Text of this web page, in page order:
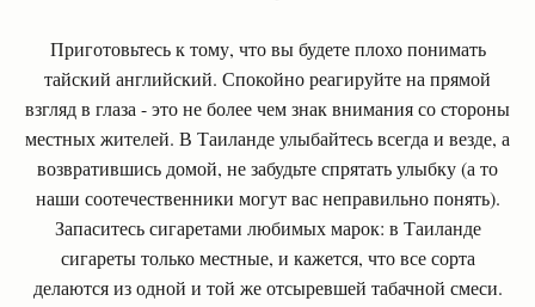
Приготовьтесь к тому, что вы будете плохо понимать
тайский английский. Спокойно реагируйте на прямой
взгляд в глаза - это не более чем знак внимания со стороны
местных жителей. В Таиланде улыбайтесь всегда и везде, а
возвратившись домой, не забудьте спрятать улыбку (а то
наши соотечественники могут вас неправильно понять).
Запаситесь сигаретами любимых марок: в Таиланде
сигареты только местные, и кажется, что все сорта
делаются из одной и той же отсыревшей табачной смеси.